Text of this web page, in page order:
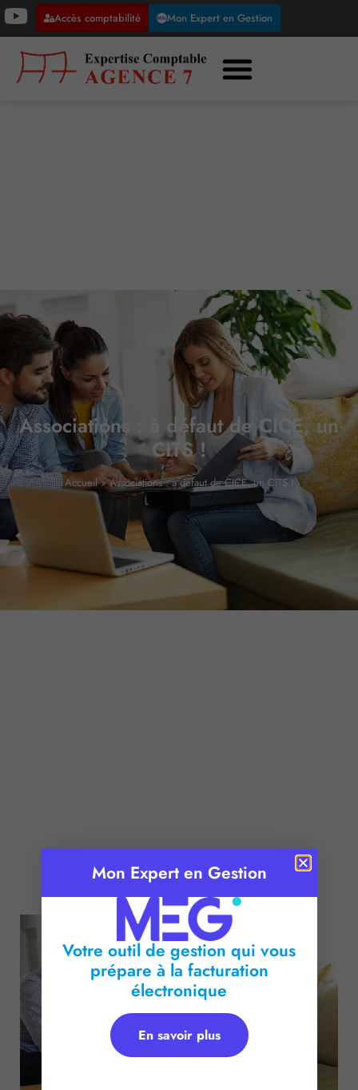
Accès comptabilité Mon Expert en Gestion
Associations : à défaut de CICE, un
CITS !
Accueil»Associations : à défaut de CICE, un CITS !
Publié le :11 janvier 2017
Temps de lecture : 2 minutes
Mon Expert en Gestion
Votre outil de gestion qui vous
prépare à la facturation
électronique
En savoir plus